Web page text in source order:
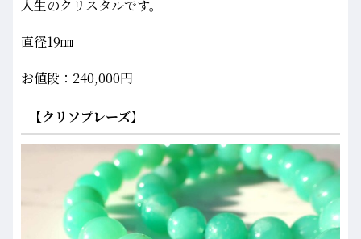
人生のクリスタルです。
直径19㎜
お値段：240,000円
【クリソプレーズ】